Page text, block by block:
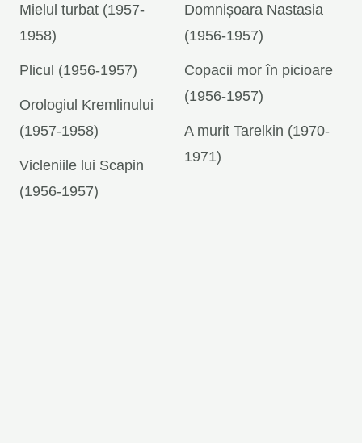
Mielul turbat (1957-
1958)
Domnișoara Nastasia
(1956-1957)
Plicul (1956-1957)
Copacii mor în picioare
(1956-1957)
Orologiul Kremlinului
(1957-1958)
A murit Tarelkin (1970-
1971)
Vicleniile lui Scapin
(1956-1957)